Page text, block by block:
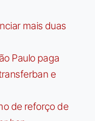
mais duas
Paulo paga
e
de reforço de